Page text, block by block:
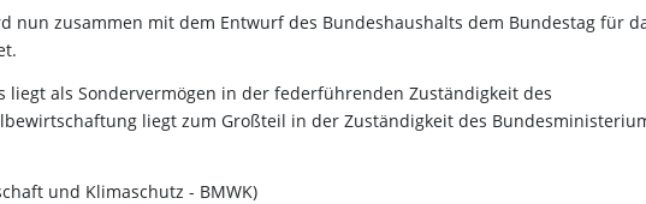
nun zusammen mit dem Entwurf des Bundeshaushalts dem Bundestag für
liegt als Sondervermögen in der federführenden Zuständigkeit des
liegt zum Großteil in der Zuständigkeit des
und Klimaschutz - BMWK)